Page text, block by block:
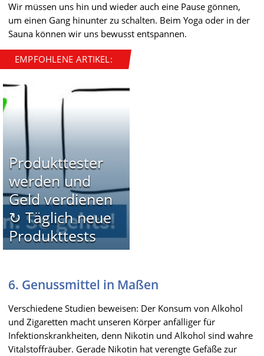
Wir müssen uns hin und wieder auch eine Pause gönnen,
um einen Gang hinunter zu schalten. Beim Yoga oder in der
Sauna können wir uns bewusst entspannen.
EMPFOHLENE ARTIKEL:
Produkttester
werden und
Geld verdienen
↻ Täglich neue
Produkttests
6. Genussmittel in Maßen
Verschiedene Studien beweisen: Der Konsum von Alkohol
und Zigaretten macht unseren Körper anfälliger für
Infektionskrankheiten, denn Nikotin und Alkohol sind wahre
Vitalstoffräuber. Gerade Nikotin hat verengte Gefäße zur